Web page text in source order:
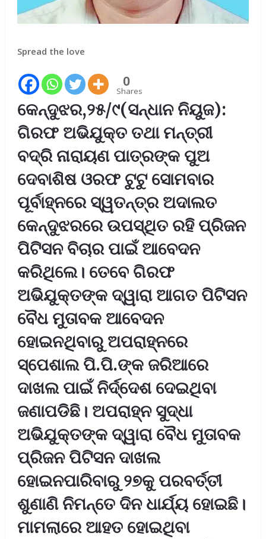
Spread the love
0
Shares
କେନ୍ଦୁଝର,୨୫/୯(ସନ୍ଧାନ ନିୟୁଜ):
ଗିରଫ ଅଭିଯୁକ୍ତ ତଥା ମନ୍ତ୍ରୀ
ବଦ୍ରି ନାରାୟଣ ପାତ୍ରଙ୍କ ପୁଅ
ଦେବାଶିଷ ଓରଫ ଟୁଟୁ ସୋମବାର
ପୂର୍ବାହ୍ନରେ ସ୍ୱତନ୍ତ୍ର ଅଦାଲତ
କେନ୍ଦୁଝରରେ ଉପସ୍ଥିତ ରହି ପ୍ରିଜନ
ପିଟିସନ ବିଚାର ପାଇଁ ଆବେଦନ
କରିଥିଲେ। ତେବେ ଗିରଫ
ଅଭିଯୁକ୍ତଙ୍କ ଦ୍ୱାରା ଆଗତ ପିଟିସନ
ବୈଧ ମୁତାବକ ଆବେଦନ
ହୋଇନଥିବାରୁ ଅପରାହ୍ନରେ
ସ୍ପେଶାଲ ପି.ପି.ଙ୍କ ଜରିଆରେ
ଦାଖଲ ପାଇଁ ନିର୍ଦ୍ଦେଶ ଦେଇଥିବା
ଜଣାପଡିଛି। ଅପରାହ୍ନ ସୁଦ୍ଧା
ଅଭିଯୁକ୍ତଙ୍କ ଦ୍ୱାରା ବୈଧ ମୁତାବକ
ପ୍ରିଜନ ପିଟିସନ ଦାଖଲ
ହୋଇନପାରିବାରୁ ୨୭କୁ ପରବର୍ତ୍ତୀ
ଶୁଣାଣି ନିମନ୍ତେ ଦିନ ଧାର୍ଯ୍ୟ ହୋଇଛି।
ମାମଲାରେ ଆହତ ହୋଇଥିବା